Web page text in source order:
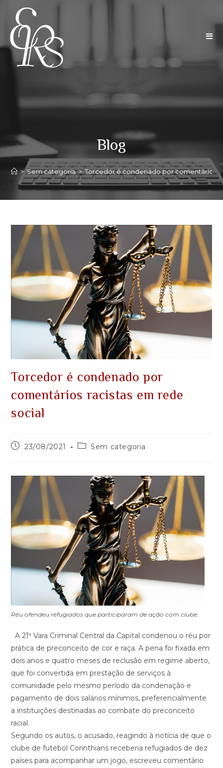
Blog
> Sem categoria > Torcedor é condenado por comentários
Torcedor é condenado por
comentários racistas em rede
social
23/08/2021 Sem categoria
Réu ofendeu refugiados que participaram de ação com clube.
A 21ª Vara Criminal Central da Capital condenou o réu por
prática de preconceito de cor e raça. A pena foi fixada em
dois anos e quatro meses de reclusão em regime aberto,
que foi convertida em prestação de serviços à
comunidade pelo mesmo período da condenação e
pagamento de dois salários mínimos, preferencialmente
a instituições destinadas ao combate do preconceito
racial.
Segundo os autos, o acusado, reagindo à notícia de que o
clube de futebol Corinthians receberia refugiados de dez
países para acompanhar um jogo, escreveu comentário